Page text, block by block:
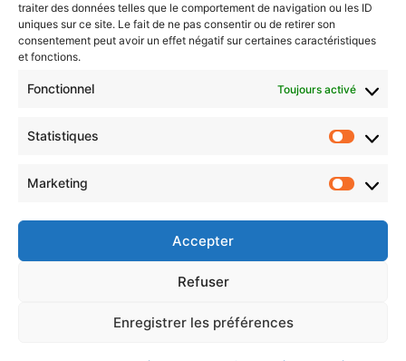
traiter des données telles que le comportement de navigation ou les ID
uniques sur ce site. Le fait de ne pas consentir ou de retirer son
consentement peut avoir un effet négatif sur certaines caractéristiques
et fonctions.
Fonctionnel Toujours activé
Statistiques
Marketing
Accepter
Refuser
Enregistrer les préférences
Livraisons et retours
Politique de cookies (UE)
Kadence WP